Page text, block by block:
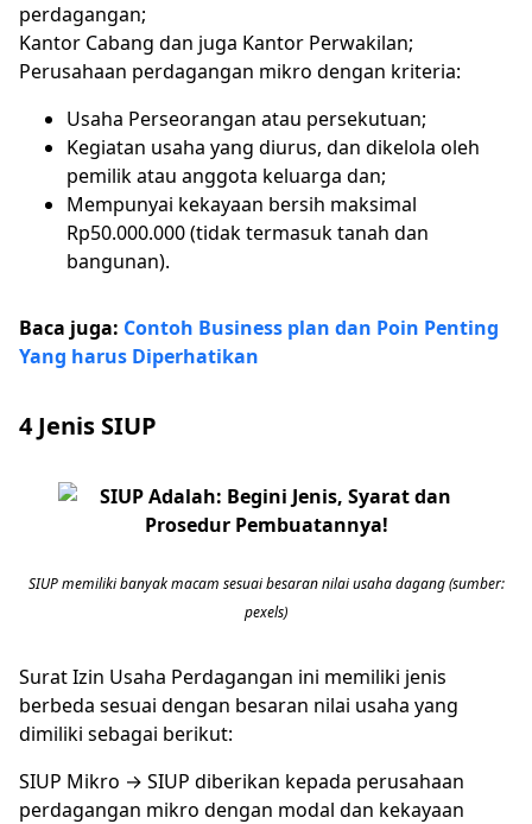
perdagangan;
Kantor Cabang dan juga Kantor Perwakilan;
Perusahaan perdagangan mikro dengan kriteria:
Usaha Perseorangan atau persekutuan;
Kegiatan usaha yang diurus, dan dikelola oleh
pemilik atau anggota keluarga dan;
Mempunyai kekayaan bersih maksimal
Rp50.000.000 (tidak termasuk tanah dan
bangunan).
Baca juga: Contoh Business plan dan Poin Penting
Yang harus Diperhatikan
4 Jenis SIUP
SIUP memiliki banyak macam sesuai besaran nilai usaha dagang (sumber:
pexels)
Surat Izin Usaha Perdagangan ini memiliki jenis
berbeda sesuai dengan besaran nilai usaha yang
dimiliki sebagai berikut:
SIUP Mikro → SIUP diberikan kepada perusahaan
perdagangan mikro dengan modal dan kekayaan